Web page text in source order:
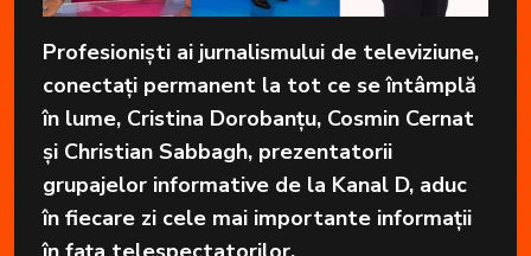
Profesioniști ai jurnalismului de televiziune,
conectați permanent la tot ce se întâmplă
în lume, Cristina Dorobanțu, Cosmin Cernat
și Christian Sabbagh, prezentatorii
grupajelor informative de la Kanal D, aduc
în fiecare zi cele mai importante informații